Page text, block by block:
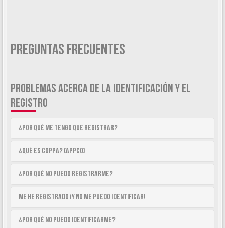
Preguntas Frecuentes
PROBLEMAS ACERCA DE LA IDENTIFICACIÓN Y EL
REGISTRO
¿Por qué me tengo que registrar?
¿Qué es COPPA? (APPCO)
¿Por qué no puedo registrarme?
Me he registrado ¡y no me puedo identificar!
¿Por qué no puedo identificarme?